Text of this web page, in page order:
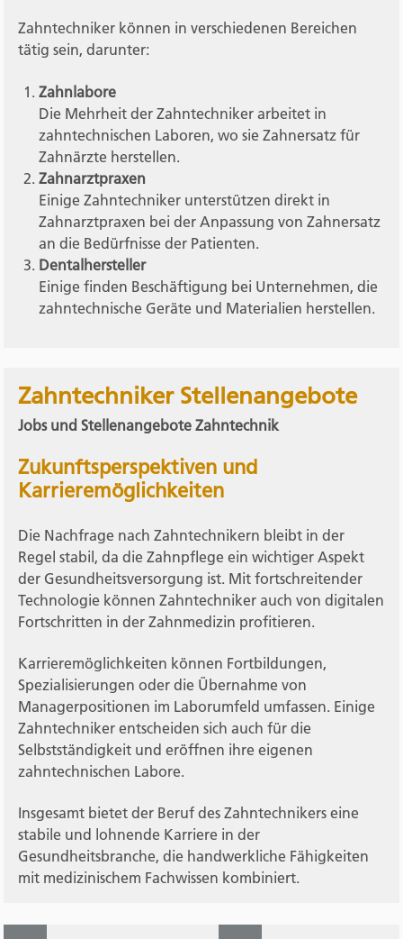
Zahntechniker können in verschiedenen Bereichen
tätig sein, darunter:
Zahnlabore
Die Mehrheit der Zahntechniker arbeitet in
zahntechnischen Laboren, wo sie Zahnersatz für
Zahnärzte herstellen.
Zahnarztpraxen
Einige Zahntechniker unterstützen direkt in
Zahnarztpraxen bei der Anpassung von Zahnersatz
an die Bedürfnisse der Patienten.
Dentalhersteller
Einige finden Beschäftigung bei Unternehmen, die
zahntechnische Geräte und Materialien herstellen.
Zahntechniker Stellenangebote
Jobs und Stellenangebote Zahntechnik
Zukunftsperspektiven und
Karrieremöglichkeiten
Die Nachfrage nach Zahntechnikern bleibt in der
Regel stabil, da die Zahnpflege ein wichtiger Aspekt
der Gesundheitsversorgung ist. Mit fortschreitender
Technologie können Zahntechniker auch von digitalen
Fortschritten in der Zahnmedizin profitieren.
Karrieremöglichkeiten können Fortbildungen,
Spezialisierungen oder die Übernahme von
Managerpositionen im Laborumfeld umfassen. Einige
Zahntechniker entscheiden sich auch für die
Selbstständigkeit und eröffnen ihre eigenen
zahntechnischen Labore.
Insgesamt bietet der Beruf des Zahntechnikers eine
stabile und lohnende Karriere in der
Gesundheitsbranche, die handwerkliche Fähigkeiten
mit medizinischem Fachwissen kombiniert.